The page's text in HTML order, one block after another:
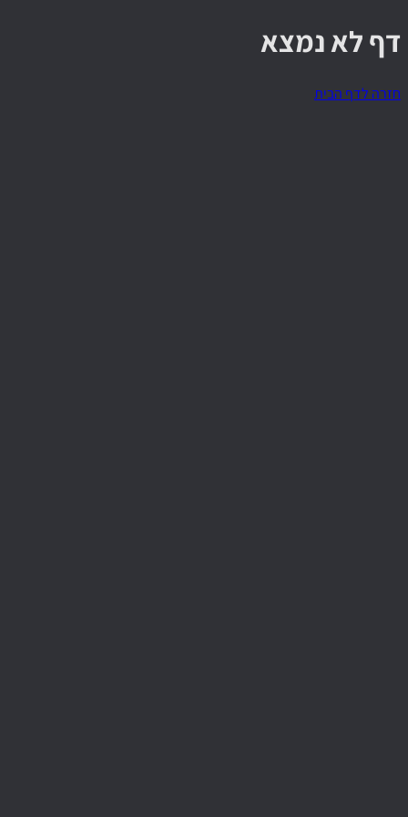
דף לא נמצא
חזרה לדף הבית